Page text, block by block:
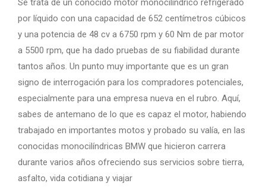
Se trata de un conocido motor monocilíndrico refrigerado
por líquido con una capacidad de 652 centímetros cúbicos
y una potencia de 48 cv a 6750 rpm y 60 Nm de par motor
a 5500 rpm, que ha dado pruebas de su fiabilidad durante
tantos años. Un punto muy importante que es un gran
signo de interrogación para los compradores potenciales,
especialmente para una empresa nueva en el rubro. Aquí,
sabes de antemano de lo que es capaz el motor, habiendo
trabajado en importantes motos y probado su valía, en las
conocidas monocilíndricas BMW que hicieron carrera
durante varios años ofreciendo sus servicios sobre tierra,
asfalto, vida cotidiana y viajar